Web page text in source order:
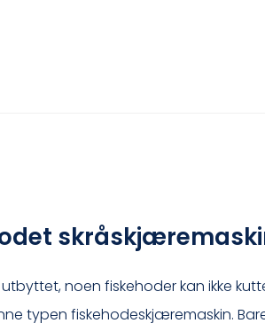
noen fiskehoder kan ikke
typen fiskehodeskjæremaskin.